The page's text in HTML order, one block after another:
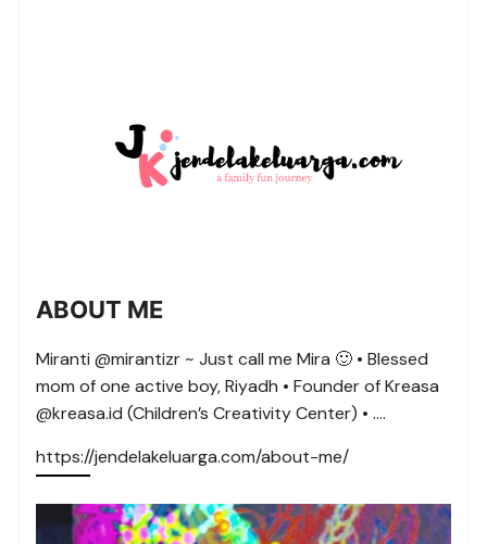
ABOUT ME
Miranti @mirantizr ~ Just call me Mira 🙂 • Blessed
mom of one active boy, Riyadh • Founder of Kreasa
@kreasa.id (Children’s Creativity Center) • ….
https://jendelakeluarga.com/about-me/